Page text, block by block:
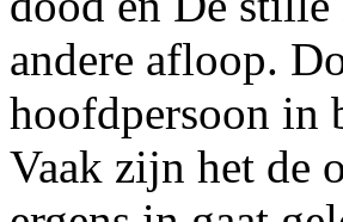
andere afloop.
hoofdpersoon in
Vaak zijn het de